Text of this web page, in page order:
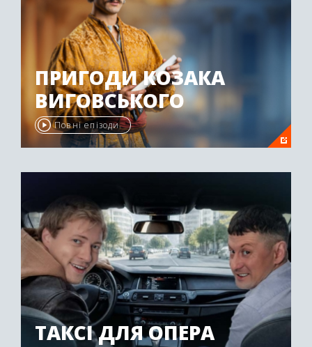
ПРИГОДИ КОЗАКА
ВИГОВСЬКОГО
Повні епізоди
ТАКСІ ДЛЯ ОПЕРА